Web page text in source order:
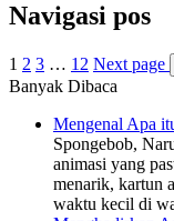
Navigasi pos
1 2 3 … 12 Next page
Banyak Dibaca
Mengenal Apa
Spongebob,
animasi yang
menarik, kartun
waktu kecil di